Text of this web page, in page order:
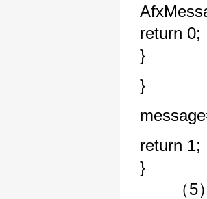
return 0;
}
}
return 1;
}
（5）